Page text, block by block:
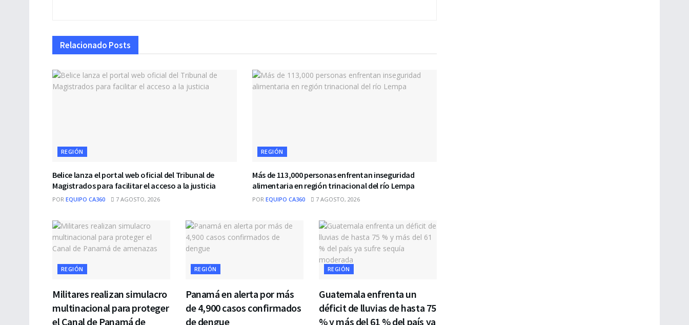
Relacionado Posts
REGIÓN
Belice lanza el portal web oficial del Tribunal de
Magistrados para facilitar el acceso a la justicia
POR EQUIPO CA360 7 AGOSTO, 2026
REGIÓN
Más de 113,000 personas enfrentan inseguridad
alimentaria en región trinacional del río Lempa
POR EQUIPO CA360 7 AGOSTO, 2026
REGIÓN
Militares realizan simulacro
multinacional para proteger
el Canal de Panamá de
REGIÓN
Panamá en alerta por más
de 4,900 casos confirmados
de dengue
REGIÓN
Guatemala enfrenta un
déficit de lluvias de hasta 75
% y más del 61 % del país ya